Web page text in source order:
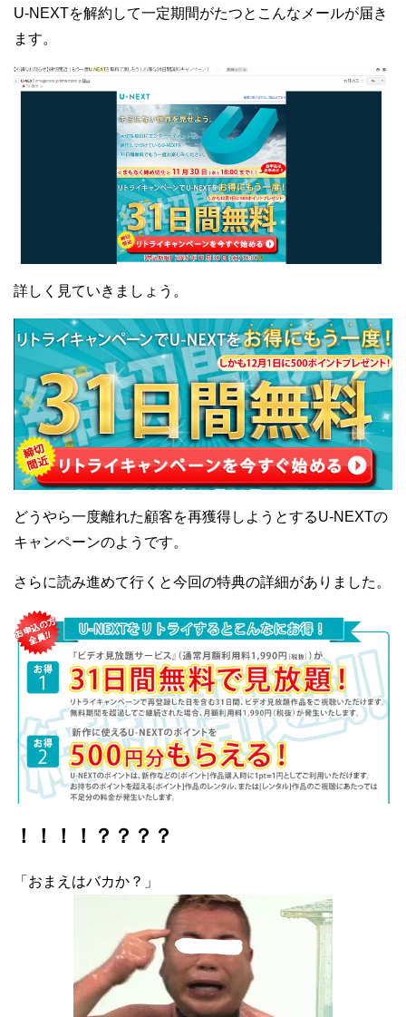
U-NEXTを解約して一定期間がたつとこんなメールが届き
ます。
詳しく見ていきましょう。
どうやら一度離れた顧客を再獲得しようとするU-NEXTの
キャンペーンのようです。
さらに読み進めて行くと今回の特典の詳細がありました。
！！！！？？？？
「おまえはバカか？」